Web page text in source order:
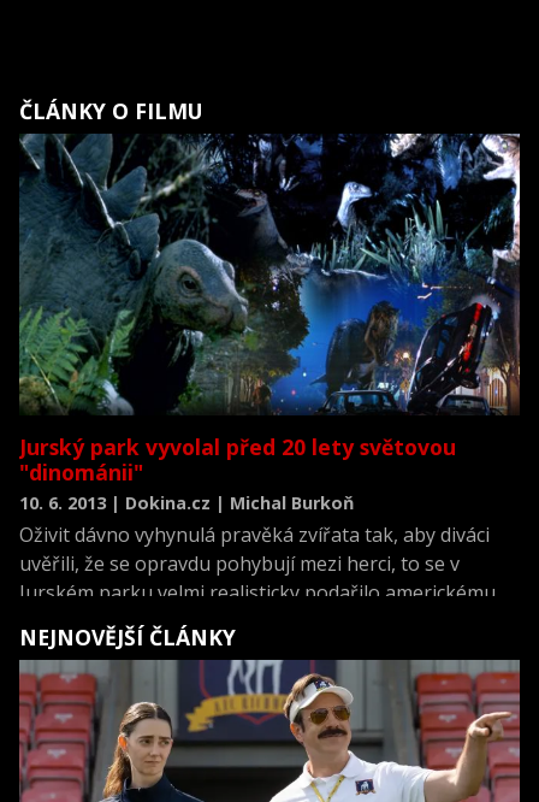
ČLÁNKY O FILMU
Jurský park vyvolal před 20 lety světovou
"dinománii"
10. 6. 2013 | Dokina.cz | Michal Burkoň
Oživit dávno vyhynulá pravěká zvířata tak, aby diváci
uvěřili, že se opravdu pohybují mezi herci, to se v
Jurském parku velmi realisticky podařilo americkému
režisérovi Stevenu Spielbergovi. Na svou dobu
revoluční triky v kinech nadchly a dobrodružný sci-fi
příběh si na konto připsal už téměř miliardu dolarů.
Film, který měl premiéru před 20 lety, 11. června 1993,
spustil také obrovský zájem o vše, co s dinosaury
souvisí.
NEJNOVĚJŠÍ ČLÁNKY